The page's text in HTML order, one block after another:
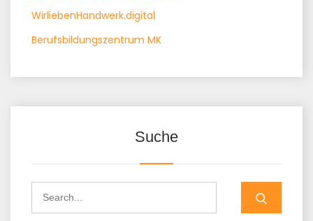
WirliebenHandwerk.digital
Berufsbildungszentrum MK
Suche